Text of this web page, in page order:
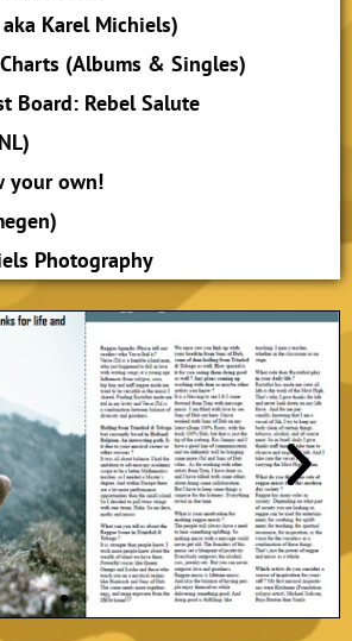
Karel Michiels)
(Albums & Singles)
Board: Rebel Salute
your own!
Photography